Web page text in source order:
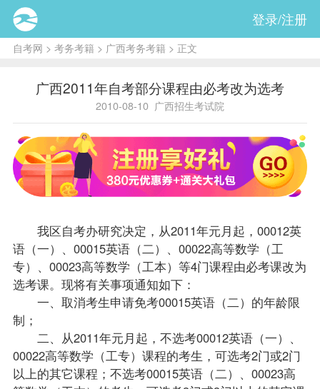
登录/注册
自考网 > 考务考籍 > 广西考务考籍 > 正文
广西2011年自考部分课程由必考改为选考
2010-08-10 广西招生考试院
我区自考办研究决定，从2011年元月起，00012英
语（一）、00015英语（二）、00022高等数学（工
专） 、00023高等数学（工本）等4门课程由必考课改为
选考课。现将有关事项通知如下：
一、取消考生申请免考00015英语（二）的年龄限
制；
二、从2011年元月起，不选考00012英语（一）、
00022高等数学（工专）课程的考生，可选考2门或2门
以上的其它课程；不选考00015英语（二）、00023高